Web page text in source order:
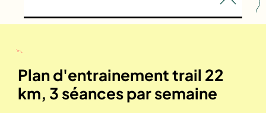
Plan d'entrainement trail 22
km, 3 séances par semaine